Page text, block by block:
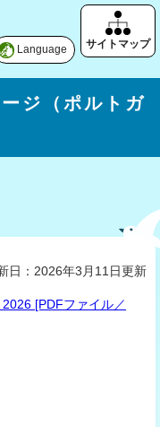
Language
ジ（ポルトガ
日：2026年3月11日更新
[PDFファイル／